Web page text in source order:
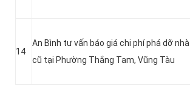
14
An Bình tư vấn báo giá chi phí phá dỡ nhà
cũ tại Phường Thắng Tam, Vũng Tàu